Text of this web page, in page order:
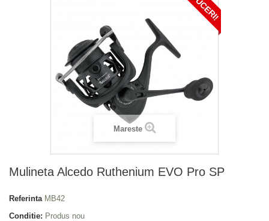
Mareste
Mulineta Alcedo Ruthenium EVO Pro SP
Referinta MB42
Conditie: Produs nou